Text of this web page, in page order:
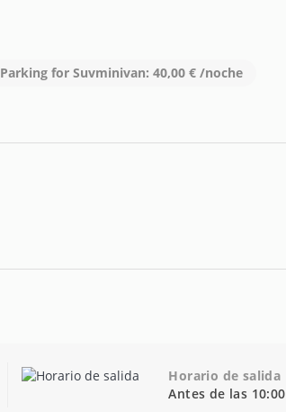
Parking for Suvminivan: 40,00 € /noche
Horario de salida
Antes de las 10:00